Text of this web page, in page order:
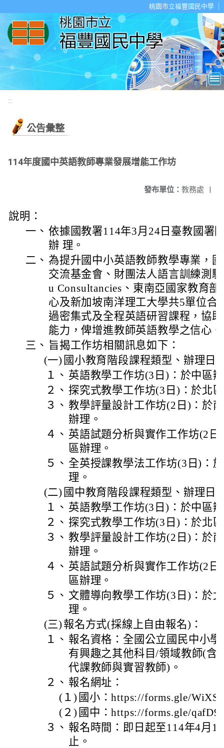
桃園市立福豐國民中學
:::
公告彙整
114年度國中英語教師專業發展增能工作坊
發布單位： 教務處 |
說明：
一、 依據國教署114年3月24日臺教國署
辦 理。
二、 為提升國中小英語教師教學專業，
交流基金會、財團法人語言訓練測
u Consultancies、東南亞國家教育
心及新加坡南洋理工大學共5單位合
過密集式及全程英語研習課程，協
能力，俾增進教師英語教學之信心。
三、 旨揭工作坊相關訊息如下：
(一) 國小教育階段課程類型、辦理日
１、 英語教學工作坊(3日)：於中區
２、 探究式教學工作坊(3日)：於北
３、 教學評量設計工作坊(2日)：於
辦理。
４、 英語試題分析與實作工作坊(2
區辦理。
５、 全英授課教學法工作坊(3日)：
理。
(二) 國中教育階段課程類型、辦理日
１、 英語教學工作坊(3日)：於中區
２、 探究式教學工作坊(3日)：於北
３、 教學評量設計工作坊(2日)：於
辦理。
４、 英語試題分析與實作工作坊(2
區辦理。
５、 文體導向教學工作坊(3日)：於
理。
(三) 報名方式(採線上自由報名)：
１、 報名資格：全國公立國民中小
有興趣之其他科目/領域教師(含
代課教師與實習教師)。
２、 報名網址：
(１) 國小：https://forms.gle/
(２) 國中：https://forms.gle/
３、 報名時間：即日起至114年4月
止。